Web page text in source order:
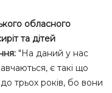
обласного
та дітей
"На даний у нас
є такі що
трьох років, бо вони